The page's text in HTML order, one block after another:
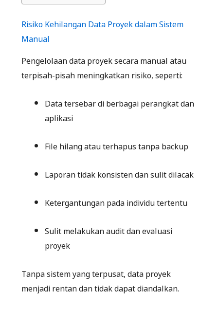
Risiko Kehilangan Data Proyek dalam Sistem
Manual
Pengelolaan data proyek secara manual atau
terpisah-pisah meningkatkan risiko, seperti:
Data tersebar di berbagai perangkat dan
aplikasi
File hilang atau terhapus tanpa backup
Laporan tidak konsisten dan sulit dilacak
Ketergantungan pada individu tertentu
Sulit melakukan audit dan evaluasi
proyek
Tanpa sistem yang terpusat, data proyek
menjadi rentan dan tidak dapat diandalkan.